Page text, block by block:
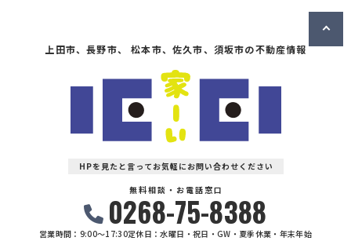
上田市、長野市、 松本市、佐久市、須坂市の不動産情報
HPを見たと言ってお気軽にお問い合わせください
無料相談・お電話窓口
0268-75-8388
営業時間：9:00〜17:30定休日：水曜日・祝日・GW・夏季休業・年末年始